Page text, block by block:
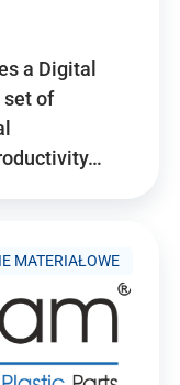
a Digital
set of
MATERIAŁOWE